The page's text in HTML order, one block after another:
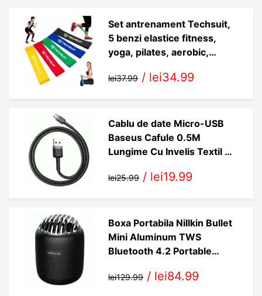
Set antrenament Techsuit,
5 benzi elastice fitness,
yoga, pilates, aerobic,
lei37.99 / lei34.99
Cablu de date Micro-USB
Baseus Cafule 0.5M
Lungime Cu Invelis Textil -
lei25.99 / lei19.99
Boxa Portabila Nillkin Bullet
Mini Aluminum TWS
Bluetooth 4.2 Portable
Black
lei129.99 / lei84.99